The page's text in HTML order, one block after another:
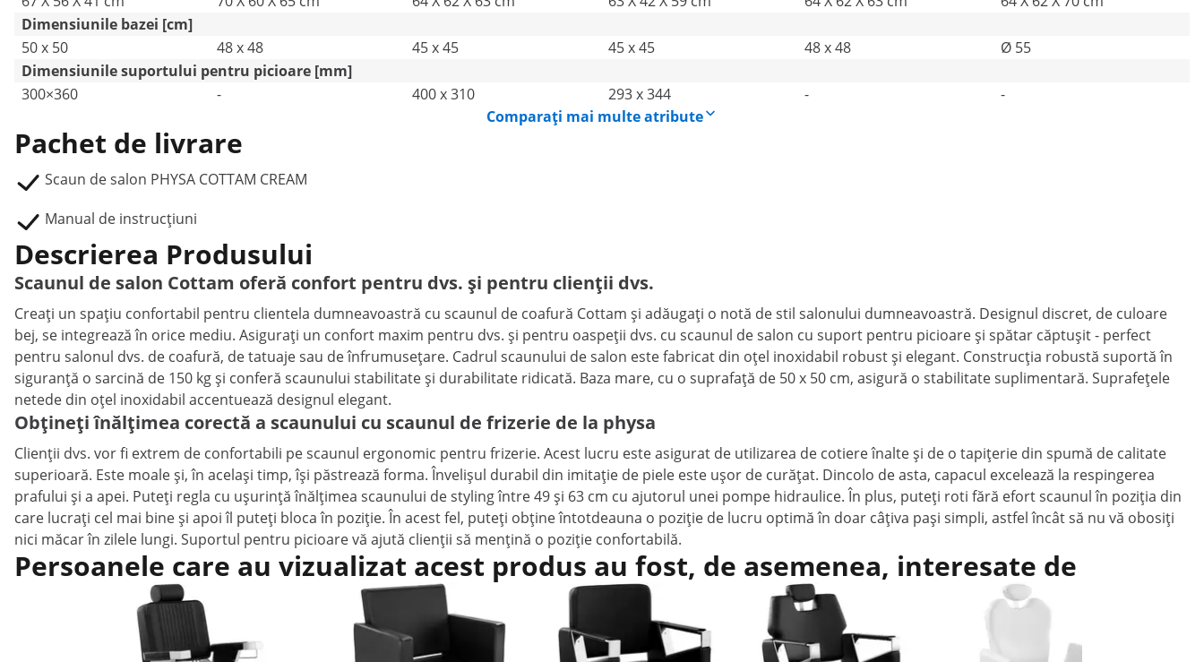
Dimensiunile bazei [cm]
50 x 50
48 x 48 45 x 45 45 x 45 48 x 48
Ø 55
Dimensiunile suportului pentru picioare [mm]
300×360
- 400 x 310 293 x 344 -
-
Comparați mai multe atribute
Pachet de livrare
Scaun de salon PHYSA COTTAM CREAM
Manual de instrucțiuni
Descrierea Produsului
Scaunul de salon Cottam oferă confort pentru dvs. și pentru clienții dvs.
Creați un spațiu confortabil pentru clientela dumneavoastră cu scaunul de coafură Cottam și adăugați o notă de stil salonului dumneavoastră. Designul discret, de culoare
bej, se integrează în orice mediu. Asigurați un confort maxim pentru dvs. și pentru oaspeții dvs. cu scaunul de salon cu suport pentru picioare și spătar căptușit - perfect
pentru salonul dvs. de coafură, de tatuaje sau de înfrumusețare. Cadrul scaunului de salon este fabricat din oțel inoxidabil robust și elegant. Construcția robustă suportă în
siguranță o sarcină de 150 kg și conferă scaunului stabilitate și durabilitate ridicată. Baza mare, cu o suprafață de 50 x 50 cm, asigură o stabilitate suplimentară. Suprafețele
netede din oțel inoxidabil accentuează designul elegant.
Obțineți înălțimea corectă a scaunului cu scaunul de frizerie de la physa
Clienții dvs. vor fi extrem de confortabili pe scaunul ergonomic pentru frizerie. Acest lucru este asigurat de utilizarea de cotiere înalte și de o tapițerie din spumă de calitate
superioară. Este moale și, în același timp, își păstrează forma. Învelișul durabil din imitație de piele este ușor de curățat. Dincolo de asta, capacul excelează la respingerea
prafului și a apei. Puteți regla cu ușurință înălțimea scaunului de styling între 49 și 63 cm cu ajutorul unei pompe hidraulice. În plus, puteți roti fără efort scaunul în poziția din
care lucrați cel mai bine și apoi îl puteți bloca în poziție. În acest fel, puteți obține întotdeauna o poziție de lucru optimă în doar câțiva pași simpli, astfel încât să nu vă obosiți
nici măcar în zilele lungi. Suportul pentru picioare vă ajută clienții să mențină o poziție confortabilă.
Persoanele care au vizualizat acest produs au fost, de asemenea, interesate de